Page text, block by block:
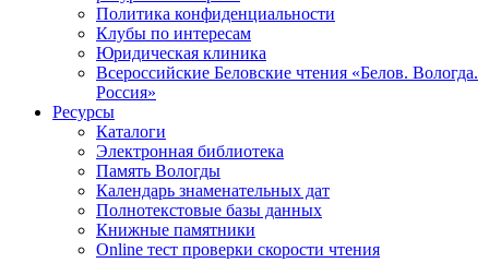
Политика конфиденциальности
Клубы по интересам
Юридическая клиника
Всероссийские Беловские чтения «Белов. Вологда.
Россия»
Ресурсы
Каталоги
Электронная библиотека
Память Вологды
Календарь знаменательных дат
Полнотекстовые базы данных
Книжные памятники
Online тест проверки скорости чтения